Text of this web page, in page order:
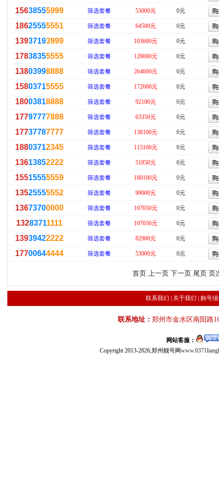
15638555999 筛选套餐 53000元 0元
18625555551 筛选套餐 64500元 0元
13937193999 筛选套餐 103600元 0元
17838355555 筛选套餐 128000元 0元
13803998888 筛选套餐 264600元 0元
15803715555 筛选套餐 172600元 0元
18003818888 筛选套餐 92100元 0元
17797777888 筛选套餐 63350元 0元
17737787777 筛选套餐 138100元 0元
18803712345 筛选套餐 115100元 0元
13613852222 筛选套餐 51850元 0元
15515555559 筛选套餐 180100元 0元
13525555552 筛选套餐 99000元 0元
13673700000 筛选套餐 107050元 0元
13283711111 筛选套餐 107050元 0元
13939422222 筛选套餐 82900元 0元
17700644444 筛选套餐 53000元 0元
首页 上一页 下一页 尾页页
联系我们 关于我们 购号
联系地址： 郑州市金水区南阳路
网站客服：
Copyright 2013-2026,郑州靓号网